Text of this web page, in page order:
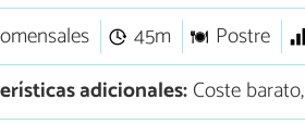
45m Postre
adicionales:Coste barato,